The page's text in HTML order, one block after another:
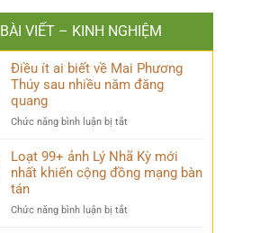
BÀI VIẾT – KINH NGHIỆM
Điều ít ai biết về Mai Phương
Thúy sau nhiều năm đăng
quang
Chức năng bình luận bị tắt
ít
biết
Mai
Loạt 99+ ảnh Lý Nhã Kỳ mới
nhất khiến cộng đồng mạng bàn
tán
Chức năng bình luận bị tắt